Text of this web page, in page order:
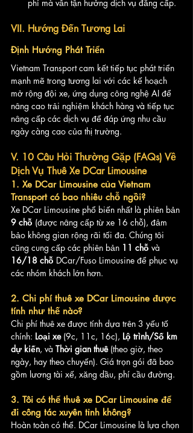
phí mà vẫn tận hưởng dịch vụ đẳng cấp.
VII. Hướng Đến Tương Lai
Định Hướng Phát Triển
Vietnam Transport cam kết tiếp tục phát triển
mạnh mẽ trong tương lai với các kế hoạch
mở rộng đội xe, ứng dụng công nghệ AI để
nâng cao trải nghiệm khách hàng và tiếp tục
nâng cấp các dịch vụ để đáp ứng nhu cầu
ngày càng cao của thị trường.
V. 10 Câu Hỏi Thường Gặp (FAQs) Về
Dịch Vụ Thuê Xe DCar Limousine
1. Xe DCar Limousine của Vietnam
Transport có bao nhiêu chỗ ngồi?
Xe DCar Limousine phổ biến nhất là phiên bản
9 chỗ (được nâng cấp từ xe 16 chỗ), đảm
bảo không gian rộng rãi tối đa. Chúng tôi
cũng cung cấp các phiên bản 11 chỗ và
16/18 chỗ DCar/Fuso Limousine để phục vụ
các nhóm khách lớn hơn.
2. Chi phí thuê xe DCar Limousine được
tính như thế nào?
Chi phí thuê xe được tính dựa trên 3 yếu tố
chính: Loại xe (9c, 11c, 16c), Lộ trình/Số km
dự kiến, và Thời gian thuê (theo giờ, theo
ngày, hay theo chuyến). Giá trọn gói đã bao
gồm lương tài xế, xăng dầu, phí cầu đường.
3. Tôi có thể thuê xe DCar Limousine để
đi công tác xuyên tỉnh không?
Hoàn toàn có thể. DCar Limousine là lựa chọn